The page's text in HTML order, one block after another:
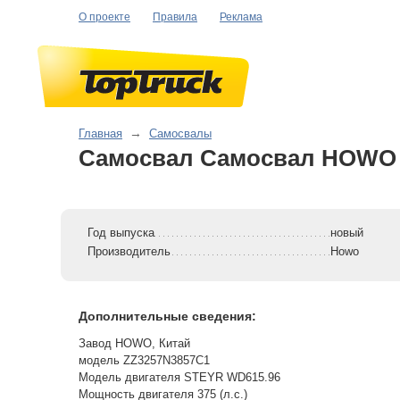
О проекте Правила Реклама
Главная → Самосвалы
Самосвал Самосвал HOWO
Год выпуска
новый
Производитель
Howo
Дополнительные сведения:
Завод HOWO, Китай
модель ZZ3257N3857C1
Модель двигателя STEYR WD615.96
Мощность двигателя 375 (л.с.)